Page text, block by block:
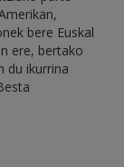
bere Euskal
ere, bertako
du ikurrina